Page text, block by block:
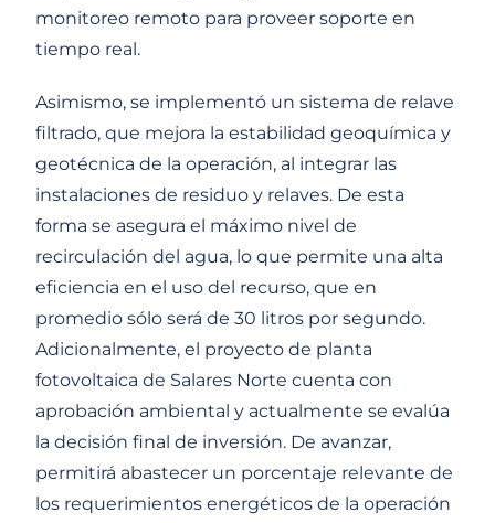
monitoreo remoto para proveer soporte en
tiempo real.
Asimismo, se implementó un sistema de relave
filtrado, que mejora la estabilidad geoquímica y
geotécnica de la operación, al integrar las
instalaciones de residuo y relaves. De esta
forma se asegura el máximo nivel de
recirculación del agua, lo que permite una alta
eficiencia en el uso del recurso, que en
promedio sólo será de 30 litros por segundo.
Adicionalmente, el proyecto de planta
fotovoltaica de Salares Norte cuenta con
aprobación ambiental y actualmente se evalúa
la decisión final de inversión. De avanzar,
permitirá abastecer un porcentaje relevante de
los requerimientos energéticos de la operación